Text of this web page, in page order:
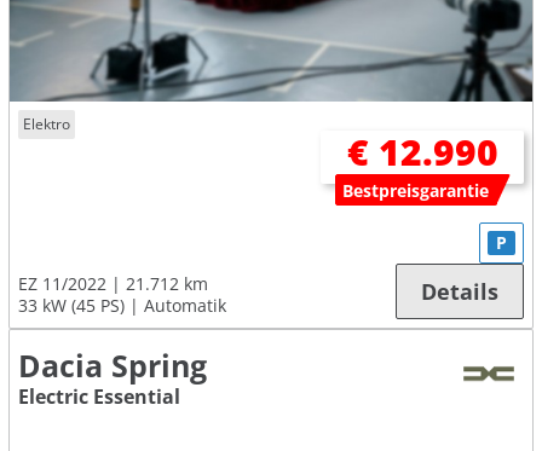
Elektro
€ 12.990
Bestpreisgarantie
EZ 11/2022
21.712 km
33 kW (45 PS)
Automatik
P
Details
Dacia Spring
Electric Essential